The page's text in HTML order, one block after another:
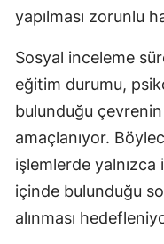
yapılması zorunlu
Sosyal inceleme
eğitim durumu,
bulunduğu
amaçlanıyor.
işlemlerde
içinde bulunduğu
alınması